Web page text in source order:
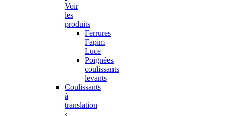
Voir
les
produits
Ferrures
Fapim
Luce
Poignées
coulissants
levants
Coulissants
à
translation
‹